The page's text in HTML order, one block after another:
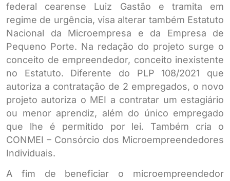
federal cearense Luiz Gastão e tramita em
regime de urgência, visa alterar também Estatuto
Nacional da Microempresa e da Empresa de
Pequeno Porte. Na redação do projeto surge o
conceito de empreendedor, conceito inexistente
no Estatuto. Diferente do PLP 108/2021 que
autoriza a contratação de 2 empregados, o novo
projeto autoriza o MEI a contratar um estagiário
ou menor aprendiz, além do único empregado
que lhe é permitido por lei. Também cria o
CONMEI – Consórcio dos Microempreendedores
Individuais.
A fim de beneficiar o microempreendedor